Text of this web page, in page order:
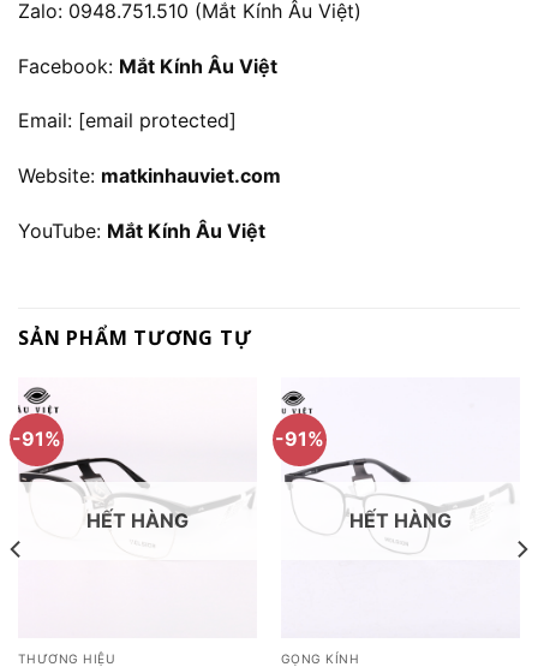
Zalo: 0948.751.510 (Mắt Kính Âu Việt)
Facebook: Mắt Kính Âu Việt
Email: [email protected]
Website: matkinhauviet.com
YouTube: Mắt Kính Âu Việt
SẢN PHẨM TƯƠNG TỰ
-91%
HẾT HÀNG
THƯƠNG HIỆU
-91%
HẾT HÀNG
GỌNG KÍNH